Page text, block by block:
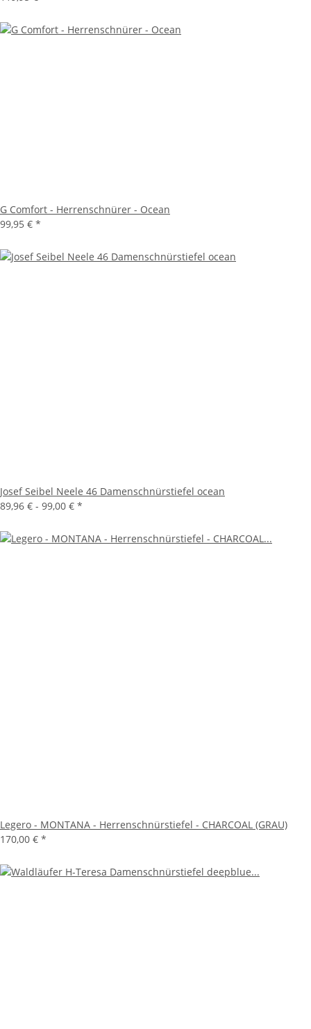
G Comfort - Herrenschnürer - Ocean
99,95 € *
Josef Seibel Neele 46 Damenschnürstiefel ocean
89,96 € - 99,00 € *
Legero - MONTANA - Herrenschnürstiefel - CHARCOAL (GRAU)
170,00 € *